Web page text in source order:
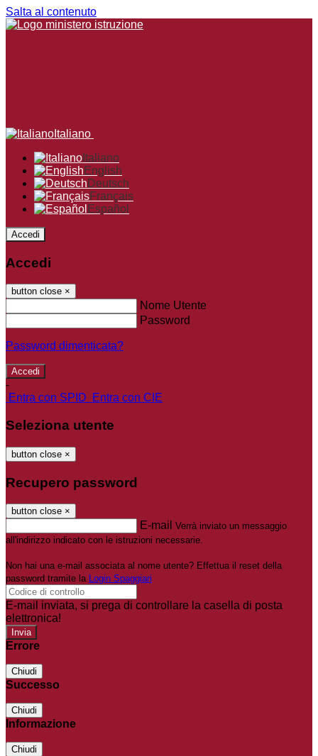
Salta al contenuto
Italiano
Italiano
English
Deutsch
Français
Español
Accedi
Accedi
button close ×
Nome Utente
Password
Password dimenticata?
-
Entra con SPID
Entra con CIE
Seleziona utente
button close ×
Recupero password
button close ×
E-mail Verrà inviato un messaggio
all'indirizzo indicato con le istruzioni necessarie.
Non hai una e-mail associata al nome utente? Effettua il reset della
password tramite la Login Spaggiari
E-mail inviata, si prega di controllare la casella di posta
elettronica!
Errore
Chiudi
Successo
Chiudi
Informazione
Chiudi